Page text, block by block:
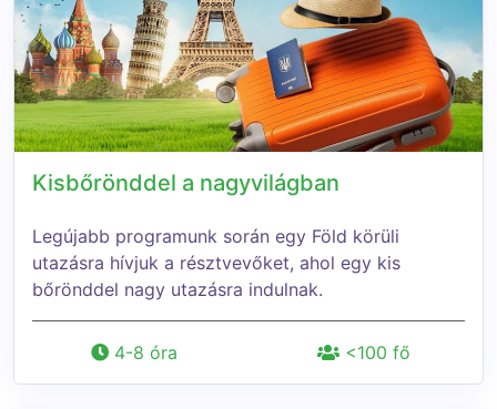
Kisbőrönddel a nagyvilágban
Legújabb programunk során egy Föld körüli
utazásra hívjuk a résztvevőket, ahol egy kis
bőrönddel nagy utazásra indulnak.
4-8 óra <100 fő